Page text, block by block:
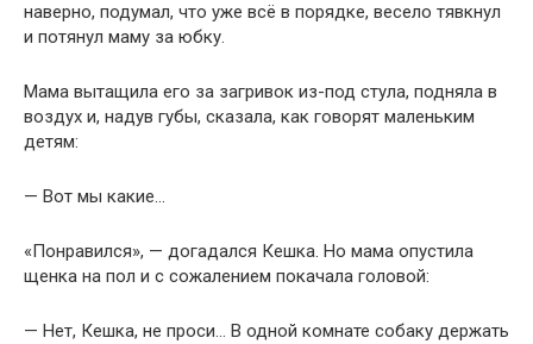
наверно, подумал, что уже всё в порядке, весело тявкнул
и потянул маму за юбку.
Мама вытащила его за загривок из-под стула, подняла в
воздух и, надув губы, сказала, как говорят маленьким
детям:
— Вот мы какие…
«Понравился», — догадался Кешка. Но мама опустила
щенка на пол и с сожалением покачала головой:
— Нет, Кешка, не проси… В одной комнате собаку держать